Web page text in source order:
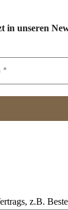
in unseren
z.B.